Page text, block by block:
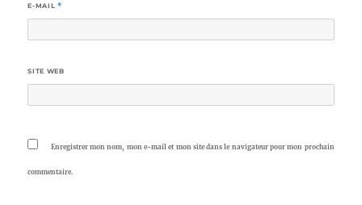
E-MAIL *
SITE WEB
Enregistrer mon nom, mon e-mail et mon site dans le navigateur pour mon prochain
commentaire.